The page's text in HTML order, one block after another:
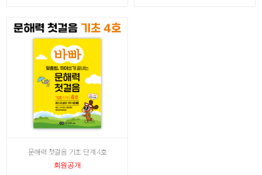
문해력 첫걸음 기초 단계 4호
회원공개